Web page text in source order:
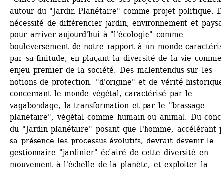
autour du "Jardin Planétaire" comme projet politique.
nécessité de différencier jardin, environnement et
pour arriver aujourd'hui à "l'écologie" comme
bouleversement de notre rapport à un monde
par sa finitude, en plaçant la diversité de la vie
enjeu premier de la société. Des malentendus sur les
notions de protection, "d'origine" et de vérité
concernant le monde végétal, caractérisé par le
vagabondage, la transformation et par le "brassage
planétaire", végétal comme humain ou animal. Du
du "Jardin planétaire" posant que l'homme, accélérant
sa présence les processus évolutifs, devrait devenir le
gestionnaire "jardinier" éclairé de cette diversité en
mouvement à l'échelle de la planète, et exploiter la